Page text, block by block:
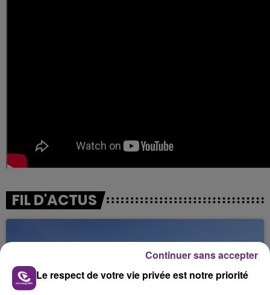
FIL D'ACTUS
Le respect de votre vie privée est notre priorité
Continuer sans accepter